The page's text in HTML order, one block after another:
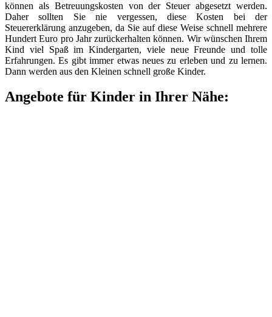
können als Betreuungskosten von der Steuer abgesetzt werden.
Daher sollten Sie nie vergessen, diese Kosten bei der
Steuererklärung anzugeben, da Sie auf diese Weise schnell mehrere
Hundert Euro pro Jahr zurückerhalten können. Wir wünschen Ihrem
Kind viel Spaß im Kindergarten, viele neue Freunde und tolle
Erfahrungen. Es gibt immer etwas neues zu erleben und zu lernen.
Dann werden aus den Kleinen schnell große Kinder.
Angebote für Kinder in Ihrer Nähe: